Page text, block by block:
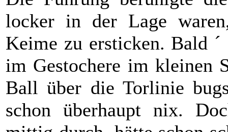
locker in der Lage
Keime zu ersticken. Bald
im Gestochere im kleinen
Ball über die Torlinie
schon überhaupt nix.